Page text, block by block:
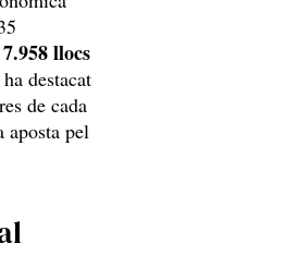
7.958 llocs
destacat
de cada
aposta pel